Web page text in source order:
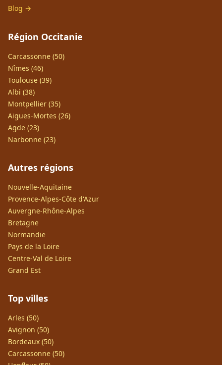
Blog →
Région Occitanie
Carcassonne (50)
Nîmes (46)
Toulouse (39)
Albi (38)
Montpellier (35)
Aigues-Mortes (26)
Agde (23)
Narbonne (23)
Autres régions
Nouvelle-Aquitaine
Provence-Alpes-Côte d'Azur
Auvergne-Rhône-Alpes
Bretagne
Normandie
Pays de la Loire
Centre-Val de Loire
Grand Est
Top villes
Arles (50)
Avignon (50)
Bordeaux (50)
Carcassonne (50)